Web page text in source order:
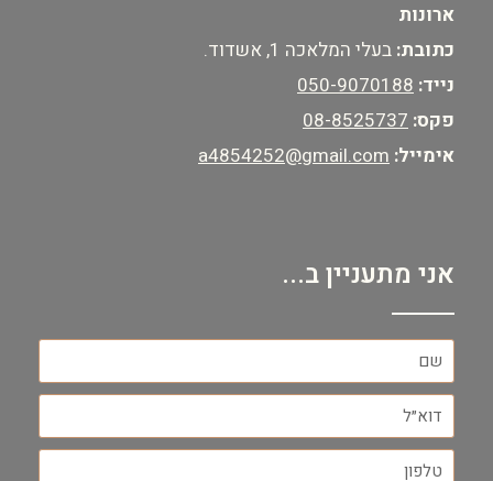
ארונות
כתובת: בעלי המלאכה 1, אשדוד.
נייד: 050-9070188
פקס: 08-8525737
אימייל: a4854252@gmail.com
אני מתעניין ב...